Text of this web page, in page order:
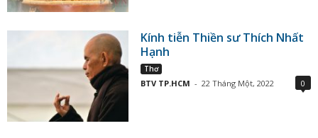
Kính tiễn Thiền sư Thích Nhất
Hạnh
Thơ
BTV TP.HCM - 22 Tháng Một, 2022 0